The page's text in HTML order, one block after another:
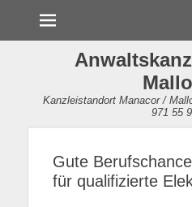
Kanzleistandort Manacor /
971 55
Gute
für qualifizierte